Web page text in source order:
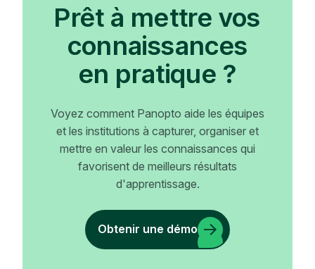
Prêt à mettre vos
connaissances
en pratique ?
Voyez comment Panopto aide les équipes
et les institutions à capturer, organiser et
mettre en valeur les connaissances qui
favorisent de meilleurs résultats
d'apprentissage.
Obtenir une démo